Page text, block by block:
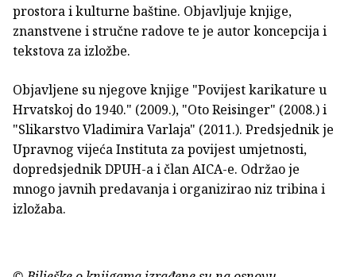
prostora i kulturne baštine. Objavljuje knjige,
znanstvene i stručne radove te je autor koncepcija i
tekstova za izložbe.
Objavljene su njegove knjige "Povijest karikature u
Hrvatskoj do 1940." (2009.), "Oto Reisinger" (2008.) i
"Slikarstvo Vladimira Varlaja" (2011.). Predsjednik je
Upravnog vijeća Instituta za povijest umjetnosti,
dopredsjednik DPUH-a i član AICA-e. Održao je
mnogo javnih predavanja i organizirao niz tribina i
izložaba.